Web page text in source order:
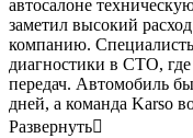
автосалоне
заметил высокий
компанию.
диагностики в СТО, где
передач. Автомобиль
дней, а команда Karso
Развернуть